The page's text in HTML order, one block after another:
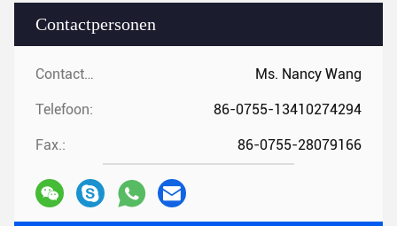
Contactpersonen
Contactpersonen: Ms. Nancy Wang
Telefoon: 86-0755-13410274294
Fax.: 86-0755-28079166